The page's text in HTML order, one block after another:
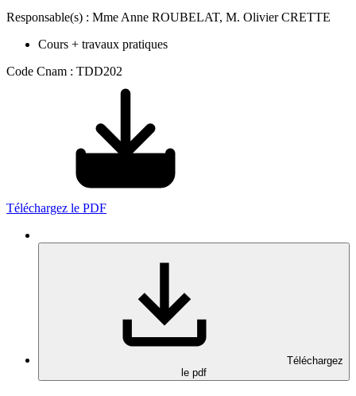
Responsable(s) : Mme Anne ROUBELAT, M. Olivier CRETTE
Cours + travaux pratiques
Code Cnam : TDD202
Téléchargez le PDF
Téléchargez
le pdf